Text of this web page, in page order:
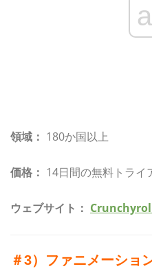
領域： 180か国以上
価格： 14日間の無料トライ
ウェブサイト：
＃3）ファニメーショ